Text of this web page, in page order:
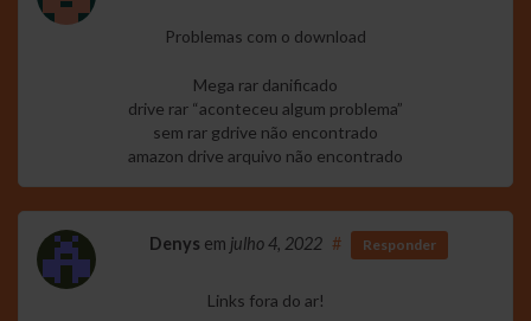
Problemas com o download
Mega rar danificado
drive rar “aconteceu algum problema”
sem rar gdrive não encontrado
amazon drive arquivo não encontrado
Denys em julho 4, 2022 # Responder
Links fora do ar!